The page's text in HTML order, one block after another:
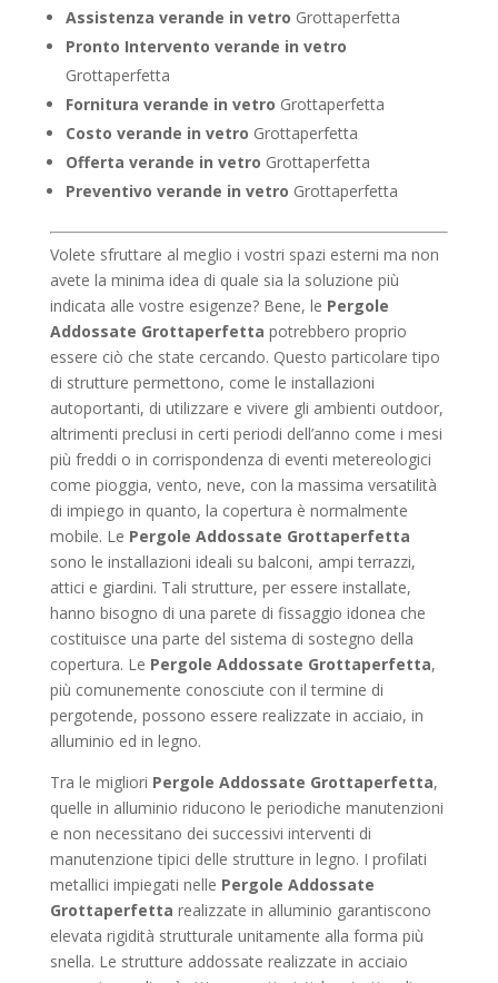
Assistenza verande in vetro Grottaperfetta
Pronto Intervento verande in vetro
Grottaperfetta
Fornitura verande in vetro Grottaperfetta
Costo verande in vetro Grottaperfetta
Offerta verande in vetro Grottaperfetta
Preventivo verande in vetro Grottaperfetta
Volete sfruttare al meglio i vostri spazi esterni ma non
avete la minima idea di quale sia la soluzione più
indicata alle vostre esigenze? Bene, le Pergole
Addossate Grottaperfetta potrebbero proprio
essere ciò che state cercando. Questo particolare tipo
di strutture permettono, come le installazioni
autoportanti, di utilizzare e vivere gli ambienti outdoor,
altrimenti preclusi in certi periodi dell’anno come i mesi
più freddi o in corrispondenza di eventi metereologici
come pioggia, vento, neve, con la massima versatilità
di impiego in quanto, la copertura è normalmente
mobile. Le Pergole Addossate Grottaperfetta
sono le installazioni ideali su balconi, ampi terrazzi,
attici e giardini. Tali strutture, per essere installate,
hanno bisogno di una parete di fissaggio idonea che
costituisce una parte del sistema di sostegno della
copertura. Le Pergole Addossate Grottaperfetta,
più comunemente conosciute con il termine di
pergotende, possono essere realizzate in acciaio, in
alluminio ed in legno.
Tra le migliori Pergole Addossate Grottaperfetta,
quelle in alluminio riducono le periodiche manutenzioni
e non necessitano dei successivi interventi di
manutenzione tipici delle strutture in legno. I profilati
metallici impiegati nelle Pergole Addossate
Grottaperfetta realizzate in alluminio garantiscono
elevata rigidità strutturale unitamente alla forma più
snella. Le strutture addossate realizzate in acciaio